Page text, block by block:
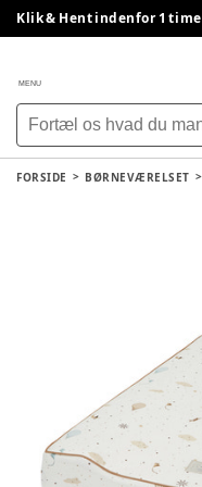
Klik & Hent indenfor 1 time
MENU
FORSIDE BØRNEVÆRELSET